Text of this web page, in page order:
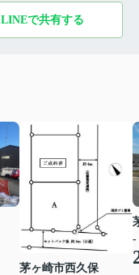
LINEで共有する
茅ヶ崎市西久保
-